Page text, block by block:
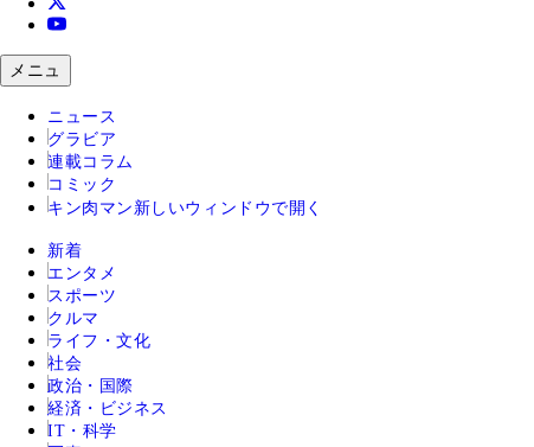
メニュ
ニュース
グラビア
連載コラム
コミック
キン肉マン 新しいウィンドウで開く
新着
エンタメ
スポーツ
クルマ
ライフ・文化
社会
政治・国際
経済・ビジネス
IT・科学